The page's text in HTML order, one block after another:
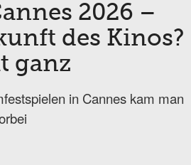
2026 –
des Kinos?
ganz
in Cannes kam man